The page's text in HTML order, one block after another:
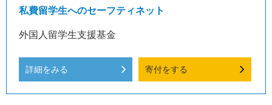
私費留学生へのセーフティネット
外国人留学生支援基金
詳細をみる 寄付をする